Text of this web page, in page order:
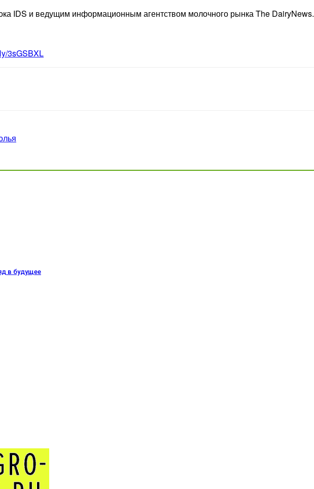
IDS и ведущим информационным агентством молочного рынка The DairyNews.
3sGSBXL
в будущее